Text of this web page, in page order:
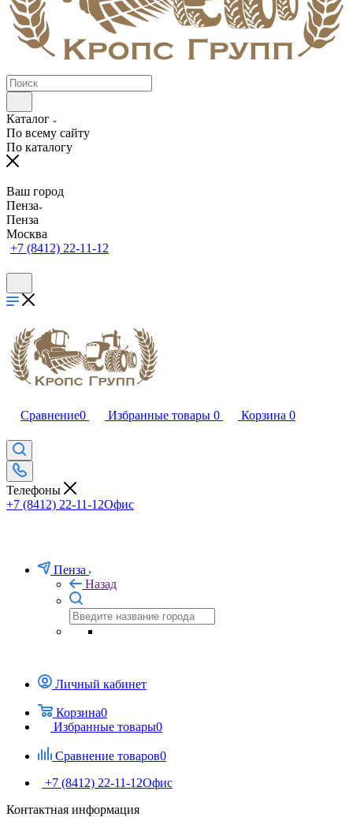
Каталог
По всему сайту
По каталогу
Ваш город
Пенза
Пенза
Москва
+7 (8412) 22-11-12
Сравнение0 Избранные товары 0 Корзина 0
Телефоны
+7 (8412) 22-11-12Офис
Пенза
Назад
Личный кабинет
Корзина0
Избранные товары0
Сравнение товаров0
+7 (8412) 22-11-12Офис
Контактная информация